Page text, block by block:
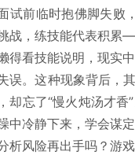
试前临时抱佛脚失败
战，练技能代表积累
得看技能说明，现实
误。这种现象背后，
却忘了“慢火炖汤才香
中冷静下来，学会谋
析风险再出手吗？游